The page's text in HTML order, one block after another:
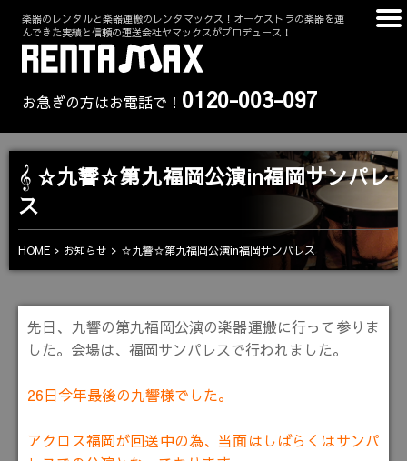
楽器のレンタルと楽器運搬のレンタマックス！オーケストラの楽器を運
んできた実績と信頼の運送会社ヤマックスがプロデュース！
お急ぎの方はお電話で！ 0120-003-097
☆九響☆第九福岡公演in福岡サンパレ
ス
HOME お知らせ ☆九響☆第九福岡公演in福岡サンパレス
先日、九響の第九福岡公演の楽器運搬に行って参りま
した。会場は、福岡サンパレスで行われました。
26日今年最後の九響様でした。
アクロス福岡が回送中の為、当面はしばらくはサンパ